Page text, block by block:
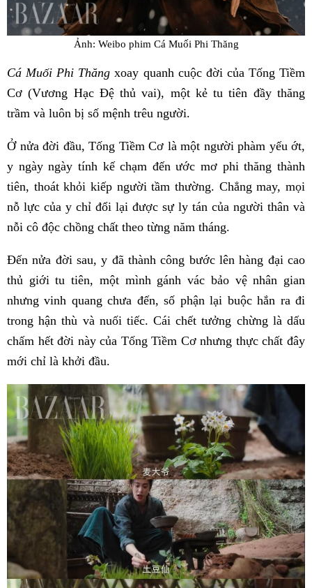
Ảnh: Weibo phim Cá Muối Phi Thăng
Cá Muối Phi Thăng xoay quanh cuộc đời của Tống Tiềm
Cơ (Vương Hạc Đệ thủ vai), một kẻ tu tiên đầy thăng
trầm và luôn bị số mệnh trêu người.
Ở nửa đời đầu, Tống Tiềm Cơ là một người phàm yếu ớt,
y ngày ngày tính kế chạm đến ước mơ phi thăng thành
tiên, thoát khỏi kiếp người tầm thường. Chẳng may, mọi
nỗ lực của y chỉ đổi lại được sự ly tán của người thân và
nỗi cô độc chồng chất theo từng năm tháng.
Đến nửa đời sau, y đã thành công bước lên hàng đại cao
thủ giới tu tiên, một mình gánh vác bảo vệ nhân gian
nhưng vinh quang chưa đến, số phận lại buộc hắn ra đi
trong hận thù và nuối tiếc. Cái chết tưởng chừng là dấu
chấm hết đời này của Tống Tiềm Cơ nhưng thực chất đây
mới chỉ là khởi đầu.